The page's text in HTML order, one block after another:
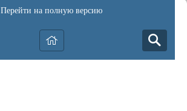
Перейти на полную версию